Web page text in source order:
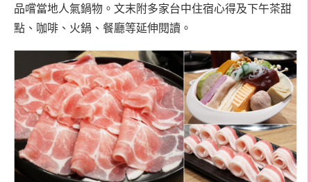
品嚐當地人氣鍋物。文末附多家台中住宿心得及下午茶甜
點、咖啡、火鍋、餐廳等延伸閱讀。